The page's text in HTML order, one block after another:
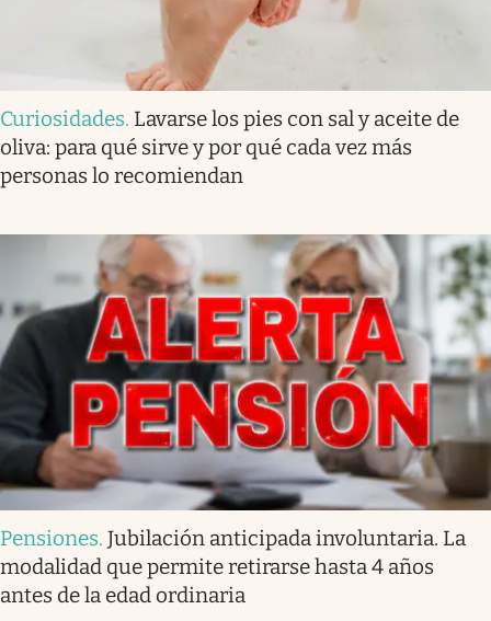
Curiosidades. Lavarse los pies con sal y aceite de
oliva: para qué sirve y por qué cada vez más
personas lo recomiendan
Pensiones. Jubilación anticipada involuntaria. La
modalidad que permite retirarse hasta 4 años
antes de la edad ordinaria